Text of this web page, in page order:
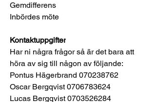
Gemdifferens
Inbördes möte
Kontaktuppgifter
Har ni några frågor så är det bara att
höra av sig till någon av följande:
Pontus Hägerbrand 070238762
Oscar Bergqvist 0706783624
Lucas Bergqvist 0703526284